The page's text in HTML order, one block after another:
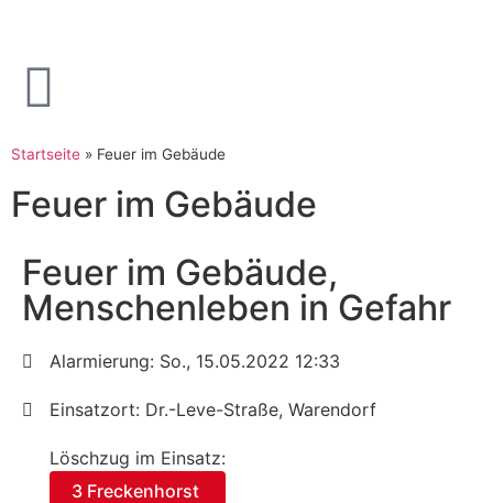
Startseite » Feuer im Gebäude
Feuer im Gebäude
Feuer im Gebäude,
Menschenleben in Gefahr
Alarmierung: So., 15.05.2022 12:33
Einsatzort: Dr.-Leve-Straße, Warendorf
Löschzug im Einsatz:
3 Freckenhorst